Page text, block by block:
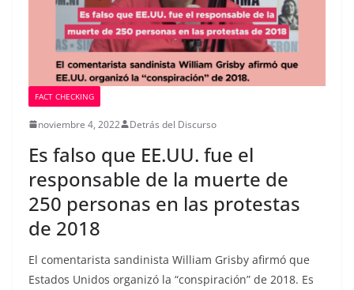
FACT CHECKING
noviembre 4, 2022 Detrás del Discurso
Es falso que EE.UU. fue el
responsable de la muerte de
250 personas en las protestas
de 2018
El comentarista sandinista William Grisby afirmó que
Estados Unidos organizó la “conspiración” de 2018. Es